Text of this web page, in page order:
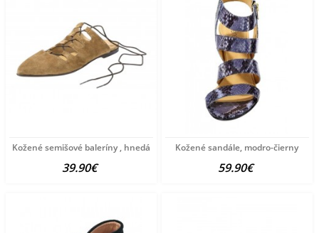
Kožené semišové baleríny , hnedá
39.90€
Kožené sandále, modro-čierny
59.90€